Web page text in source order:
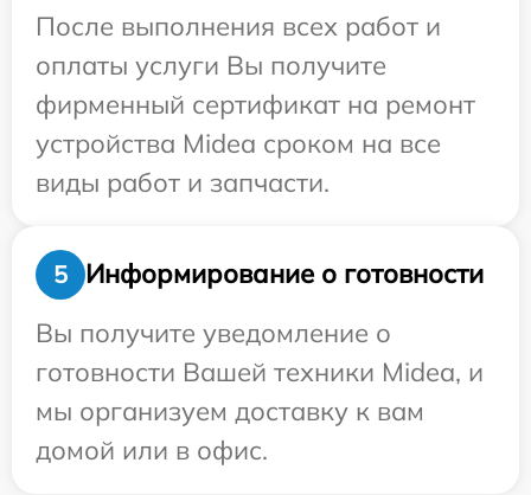
После выполнения всех работ и
оплаты услуги Вы получите
фирменный сертификат на ремонт
устройства Midea сроком на все
виды работ и запчасти.
5
Информирование о готовности
Вы получите уведомление о
готовности Вашей техники Midea, и
мы организуем доставку к вам
домой или в офис.